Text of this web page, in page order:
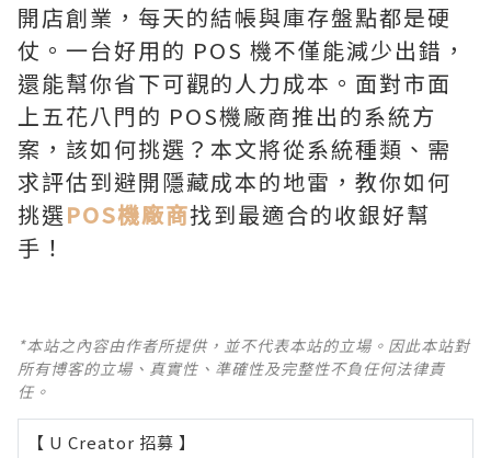
開店創業，每天的結帳與庫存盤點都是硬
仗。一台好用的 POS 機不僅能減少出錯，
還能幫你省下可觀的人力成本。面對市面
上五花八門的 POS機廠商推出的系統方
案，該如何挑選？本文將從系統種類、需
求評估到避開隱藏成本的地雷，教你如何
挑選POS機廠商找到最適合的收銀好幫
手！
*本站之內容由作者所提供，並不代表本站的立場。因此本站對
所有博客的立場、真實性、準確性及完整性不負任何法律責
任。
【 U Creator 招募 】